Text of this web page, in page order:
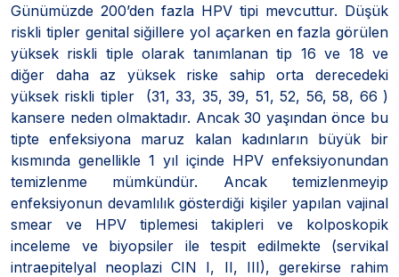
Günümüzde 200’den fazla HPV tipi mevcuttur. Düşük
riskli tipler genital siğillere yol açarken en fazla görülen
yüksek riskli tiple olarak tanımlanan tip 16 ve 18 ve
diğer daha az yüksek riske sahip orta derecedeki
yüksek riskli tipler (31, 33, 35, 39, 51, 52, 56, 58, 66 )
kansere neden olmaktadır. Ancak 30 yaşından önce bu
tipte enfeksiyona maruz kalan kadınların büyük bir
kısmında genellikle 1 yıl içinde HPV enfeksiyonundan
temizlenme mümkündür. Ancak temizlenmeyip
enfeksiyonun devamlılık gösterdiği kişiler yapılan vajinal
smear ve HPV tiplemesi takipleri ve kolposkopik
inceleme ve biyopsiler ile tespit edilmekte (servikal
intraepitelyal neoplazi CIN I, II, III), gerekirse rahim